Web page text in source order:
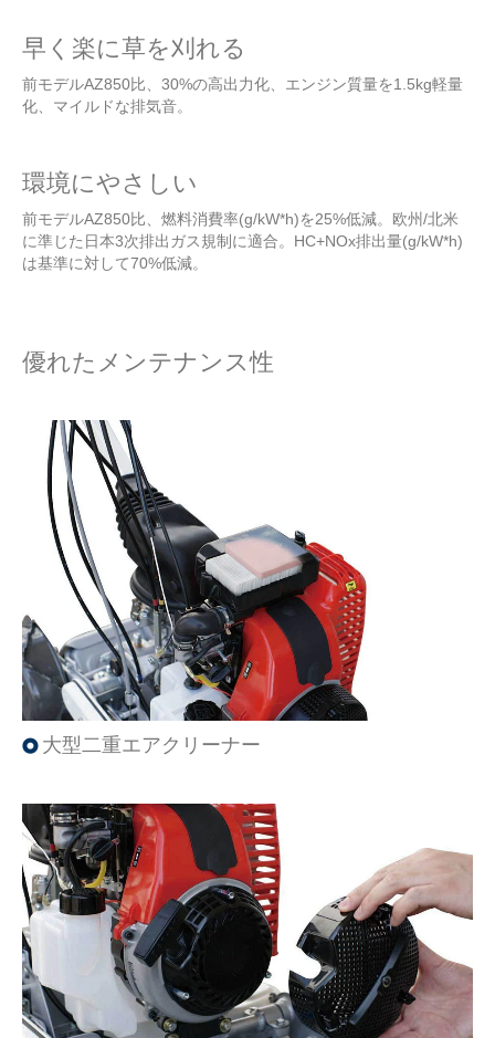
早く楽に草を刈れる
前モデルAZ850比、30%の高出力化、エンジン質量を1.5kg軽量
化、マイルドな排気音。
環境にやさしい
前モデルAZ850比、燃料消費率(g/kW*h)を25%低減。欧州/北米
に準じた日本3次排出ガス規制に適合。HC+NOx排出量(g/kW*h)
は基準に対して70%低減。
優れたメンテナンス性
大型二重エアクリーナー